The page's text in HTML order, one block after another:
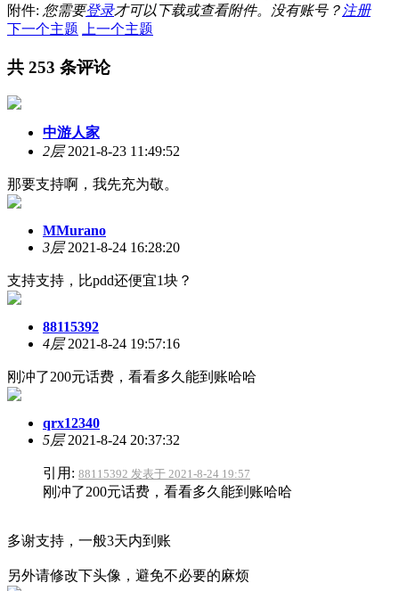
附件: 您需要登录才可以下载或查看附件。没有账号？ 注册
下一个主题
上一个主题
共 253 条评论
中游人家
2层2021-8-23 11:49:52
那要支持啊，我先充为敬。
MMurano
3层2021-8-24 16:28:20
支持支持，比pdd还便宜1块？
88115392
4层2021-8-24 19:57:16
刚冲了200元话费，看看多久能到账哈哈
qrx12340
5层2021-8-24 20:37:32
引用: 88115392 发表于 2021-8-24 19:57
刚冲了200元话费，看看多久能到账哈哈
多谢支持，一般3天内到账
另外请修改下头像，避免不必要的麻烦